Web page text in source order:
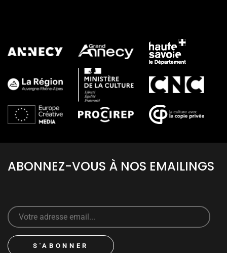
ABONNEZ-VOUS À NOS EMAILINGS